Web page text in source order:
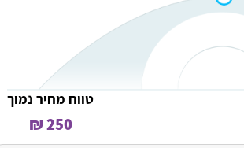
טווח מחיר נמוך
250 ₪